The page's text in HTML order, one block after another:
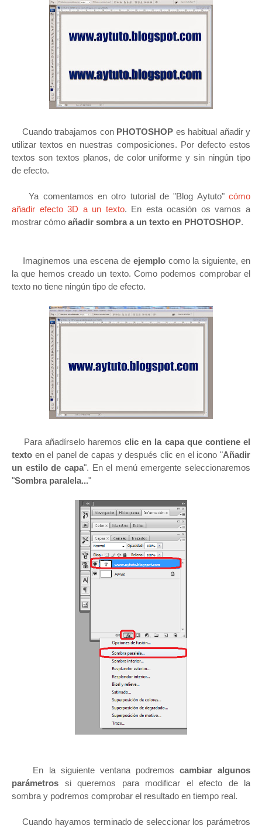
Cuando trabajamos con PHOTOSHOP es habitual añadir y
utilizar textos en nuestras composiciones. Por defecto estos
textos son textos planos, de color uniforme y sin ningún tipo
de efecto.
Ya comentamos en otro tutorial de "Blog Aytuto" cómo
añadir efecto 3D a un texto. En esta ocasión os vamos a
mostrar cómo añadir sombra a un texto en PHOTOSHOP.
Imaginemos una escena de ejemplo como la siguiente, en
la que hemos creado un texto. Como podemos comprobar el
texto no tiene ningún tipo de efecto.
Para añadírselo haremosclic en la capa que contiene el
texto en el panel de capas y después clic en el icono "Añadir
un estilo de capa". En el menú emergente seleccionaremos
"Sombra paralela..."
En la siguiente ventana podremos cambiar algunos
parámetros si queremos para modificar el efecto de la
sombra y podremos comprobar el resultado en tiempo real.
Cuando hayamos terminado de seleccionar los parámetros